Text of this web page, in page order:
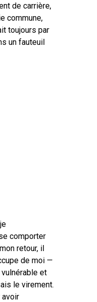
de carrière,
commune,
toujours par
un fauteuil
comporter
retour, il
de moi —
et
le virement.
avoir